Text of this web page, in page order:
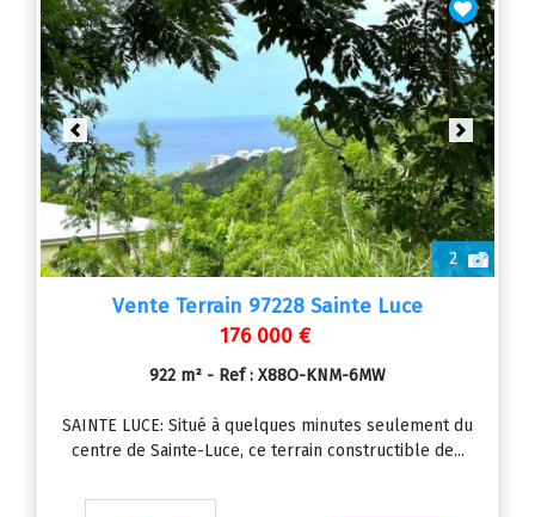
2
Previous Next
Vente Terrain 97228 Sainte Luce
176 000 €
922 m² - Ref : X88O-KNM-6MW
SAINTE LUCE: Situé à quelques minutes seulement du
centre de Sainte-Luce, ce terrain constructible de...